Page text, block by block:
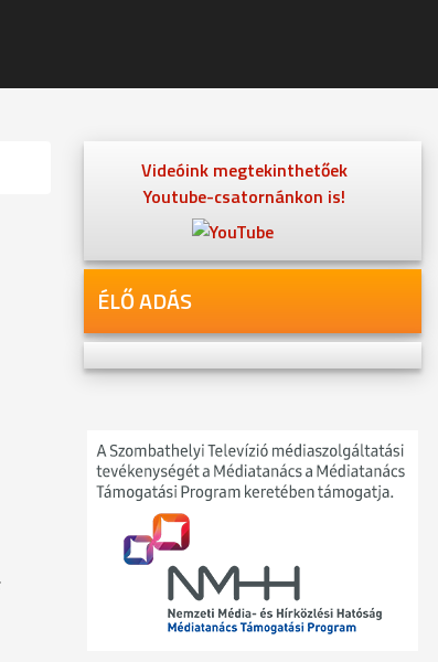
Videóink megtekinthetőek
Youtube-csatornánkon is!
ÉLŐ ADÁS